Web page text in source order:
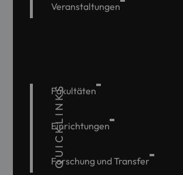
Veranstaltungen
QUICKLINKS
Fakultäten
Einrichtungen
Forschung und Transfer